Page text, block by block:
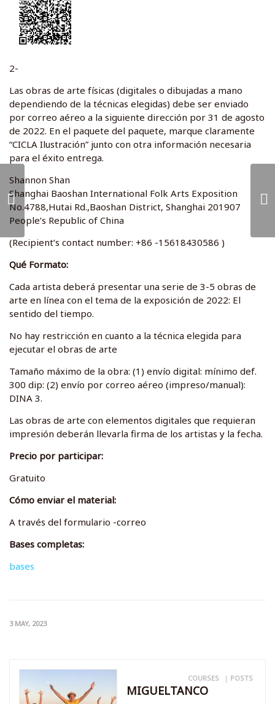
2-
Las obras de arte físicas (digitales o dibujadas a mano
dependiendo de la técnicas elegidas) debe ser enviado
por correo aéreo a la siguiente dirección por 31 de agosto
de 2022. En el paquete del paquete, marque claramente
“CICLA Ilustración” junto con otra información necesaria
para el éxito entrega.
Shannon Shan
Shanghai Baoshan International Folk Arts Exposition
No.4788,Hutai Rd.,Baoshan District, Shanghai 201907
People’s Republic of China
(Recipient’s contact number: +86 -15618430586 )
Qué Formato:
Cada artista deberá presentar una serie de 3-5 obras de
arte en línea con el tema de la exposición de 2022: El
sentido del tiempo.
No hay restricción en cuanto a la técnica elegida para
ejecutar el obras de arte
Tamaño máximo de la obra: (1) envío digital: mínimo def.
300 dip: (2) envío por correo aéreo (impreso/manual):
DINA 3.
Las obras de arte con elementos digitales que requieran
impresión deberán llevarla firma de los artistas y la fecha.
Precio por participar:
Gratuito
Cómo enviar el material:
A través del formulario -correo
Bases completas:
bases
3 MAY, 2023
POSTS
|
COURSES
MIGUELTANCO